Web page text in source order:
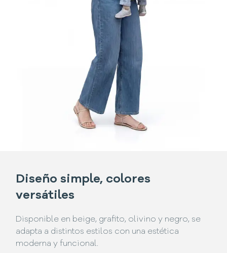
Diseño simple, colores
versátiles
Disponible en beige, grafito, olivino y negro, se
adapta a distintos estilos con una estética
moderna y funcional.